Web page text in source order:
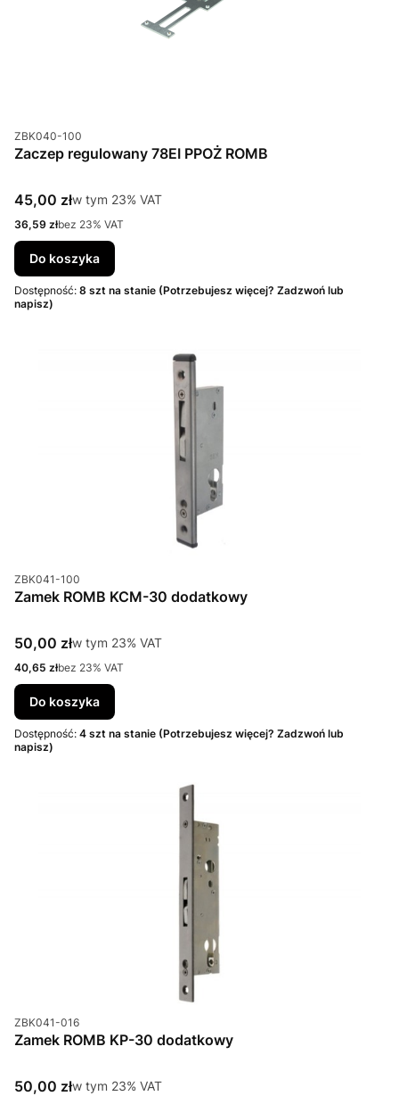
Kod produktu
ZBK040-100
Zaczep regulowany 78EI PPOŻ ROMB
Cena brutto
45,00 złw tym %s VAT
w tym 23% VAT
Cena netto
36,59 złbez 23% VAT
Do koszyka
Dostępność: 8 szt na stanie (Potrzebujesz więcej? Zadzwoń lub
napisz)
Kod produktu
ZBK041-100
Zamek ROMB KCM-30 dodatkowy
Cena brutto
50,00 złw tym %s VAT
w tym 23% VAT
Cena netto
40,65 złbez 23% VAT
Do koszyka
Dostępność: 4 szt na stanie (Potrzebujesz więcej? Zadzwoń lub
napisz)
Kod produktu
ZBK041-016
Zamek ROMB KP-30 dodatkowy
Cena brutto
50,00 złw tym %s VAT
w tym 23% VAT